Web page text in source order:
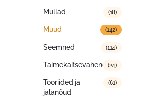
Mullad (18)
Muud (142)
Seemned (114)
Taimekaitsevahendid(24)
Tööriided ja
jalanõud
(61)